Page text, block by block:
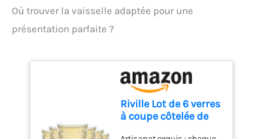
un niveau supérieur.
Où trouver la vaisselle adaptée pour une
présentation parfaite ?
Riville Lot de 6 verres
à coupe côtelée de